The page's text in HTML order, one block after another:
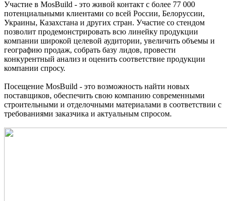
Участие в MosBuild - это живой контакт с более 77 000
потенциальными клиентами со всей России, Белоруссии,
Украины, Казахстана и других стран. Участие со стендом
позволит продемонстрировать всю линейку продукции
компании широкой целевой аудитории, увеличить объемы и
географию продаж, собрать базу лидов, провести
конкурентный анализ и оценить соответствие продукции
компании спросу.
Посещение MosBuild - это возможность найти новых
поставщиков, обеспечить свою компанию современными
строительными и отделочными материалами в соответствии с
требованиями заказчика и актуальным спросом.